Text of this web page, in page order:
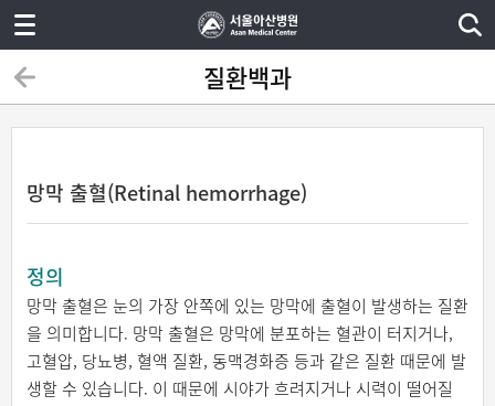
질환백과
망막 출혈(Retinal hemorrhage)
정의
망막 출혈은 눈의 가장 안쪽에 있는 망막에 출혈이 발생하는 질환
을 의미합니다. 망막 출혈은 망막에 분포하는 혈관이 터지거나,
고혈압, 당뇨병, 혈액 질환, 동맥경화증 등과 같은 질환 때문에 발
생할 수 있습니다. 이 때문에 시야가 흐려지거나 시력이 떨어질